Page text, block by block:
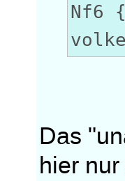
Nf6
Das
hier